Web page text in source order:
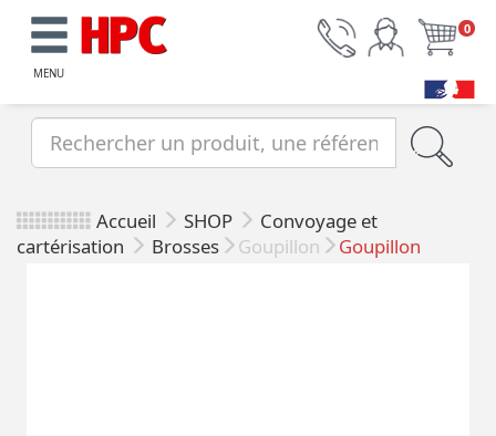
MENU
0
Accueil SHOP
Convoyage et
cartérisation
Brosses Goupillon Goupillon